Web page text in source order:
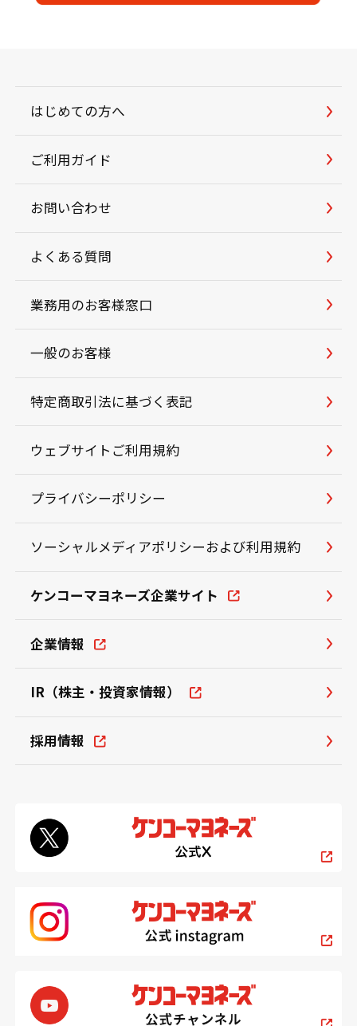
はじめての方へ
ご利用ガイド
お問い合わせ
よくある質問
業務用のお客様窓口
一般のお客様
特定商取引法に基づく表記
ウェブサイトご利用規約
プライバシーポリシー
ソーシャルメディアポリシーおよび利用規約
ケンコーマヨネーズ企業サイト
企業情報
IR（株主・投資家情報）
採用情報